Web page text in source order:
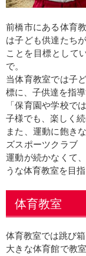
前橋市にある体育
は子ども供達たち
ことを目標として
で。
当体育教室では子
標に、子供達を指
「保育園や学校で
子様でも、楽しく
また、運動に飽き
ズスポーツクラブ
運動が続かなくて
うな体育教室を目指
体育教室
体育教室では跳び
大きな体育館で教